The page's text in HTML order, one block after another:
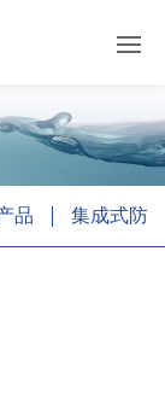
品 集成式防